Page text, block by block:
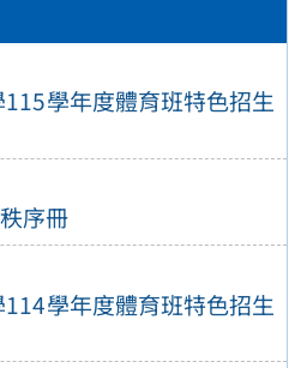
學年度體育班特色招生
序冊
學年度體育班特色招生